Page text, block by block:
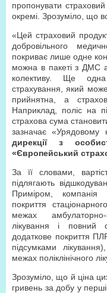
пропонувати
окремі. Зрозуміло, що
«Цей страховий
добровільного
покриває лише одне
можна в пакеті з ДМС
колективу. Ще одна
страхування, який
прийнятна, а
Наприклад, поліс на
страхова сума
зазначає «Урядовому
дирекції з
«Європейський
За її словами,
підлягають
Приміром, компанія
покриття
межах амбулаторно-
лікування і повний
додаткове покриття
підсумками
межах поліклінічного
Зрозуміло, що й ціна
гривень за добу у